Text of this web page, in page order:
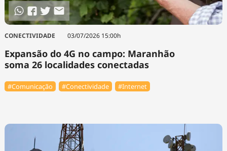
CONECTIVIDADE 03/07/2026 15:00h
Expansão do 4G no campo: Maranhão
soma 26 localidades conectadas
#Comunicação #Conectividade #Internet